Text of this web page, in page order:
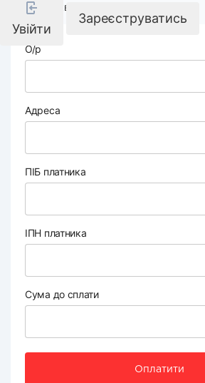
Увійти
Зареєструватись
Реквізити компанії
О/р
Адреса
ПІБ платника
ІПН платника
Сума до сплати
Оплатити